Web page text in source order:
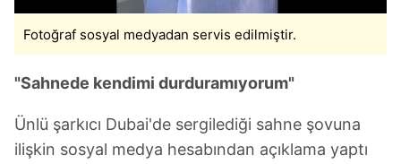
Fotoğraf sosyal medyadan servis edilmiştir.
"Sahnede kendimi durduramıyorum"
Ünlü şarkıcı Dubai'de sergilediği sahne şovuna
ilişkin sosyal medya hesabından açıklama yaptı